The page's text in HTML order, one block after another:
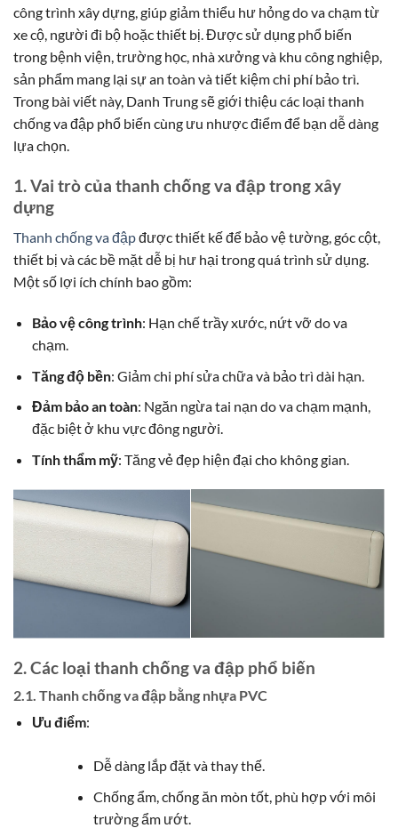
công trình xây dựng, giúp giảm thiểu hư hỏng do va chạm từ
xe cộ, người đi bộ hoặc thiết bị. Được sử dụng phổ biến
trong bệnh viện, trường học, nhà xưởng và khu công nghiệp,
sản phẩm mang lại sự an toàn và tiết kiệm chi phí bảo trì.
Trong bài viết này, Danh Trung sẽ giới thiệu các loại thanh
chống va đập phổ biến cùng ưu nhược điểm để bạn dễ dàng
lựa chọn.
1. Vai trò của thanh chống va đập trong xây
dựng
Thanh chống va đậpđược thiết kế để bảo vệ tường, góc cột,
thiết bị và các bề mặt dễ bị hư hại trong quá trình sử dụng.
Một số lợi ích chính bao gồm:
Bảo vệ công trình: Hạn chế trầy xước, nứt vỡ do va
chạm.
Tăng độ bền: Giảm chi phí sửa chữa và bảo trì dài hạn.
Đảm bảo an toàn: Ngăn ngừa tai nạn do va chạm mạnh,
đặc biệt ở khu vực đông người.
Tính thẩm mỹ: Tăng vẻ đẹp hiện đại cho không gian.
2. Các loại thanh chống va đập phổ biến
2.1. Thanh chống va đập bằng nhựa PVC
Ưu điểm:
Dễ dàng lắp đặt và thay thế.
Chống ẩm, chống ăn mòn tốt, phù hợp với môi
trường ẩm ướt.